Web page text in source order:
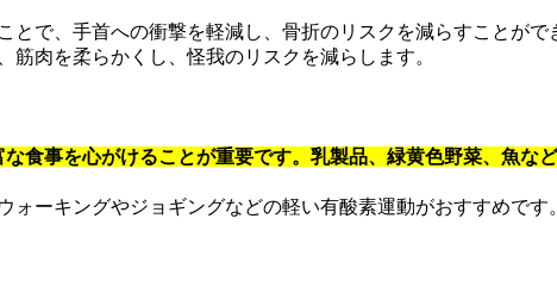
で、手首への衝撃を軽減し、骨折のリスクを減らすことがで
肉を柔らかくし、怪我のリスクを減らします。
食事を心がけることが重要です。乳製品、緑黄色野菜、魚な
ーキングやジョギングなどの軽い有酸素運動がおすすめです。